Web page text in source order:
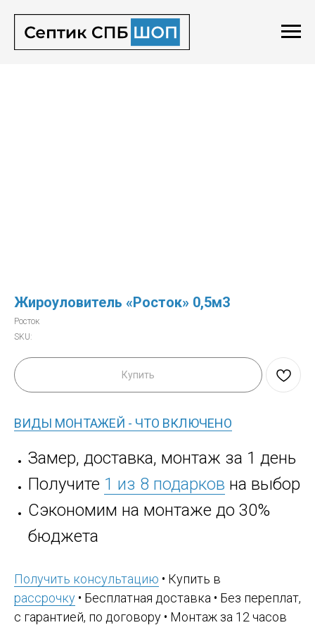
Жироуловитель «Росток» 0,5м3
Росток
SKU:
Купить
ВИДЫ МОНТАЖЕЙ - ЧТО ВКЛЮЧЕНО
Замер, доставка, монтаж за 1 день
Получите 1 из 8 подарков на выбор
Сэкономим на монтаже до 30%
бюджета
Получить консультацию • Купить в
рассрочку • Бесплатная доставка • Без переплат,
с гарантией, по договору • Монтаж за 12 часов